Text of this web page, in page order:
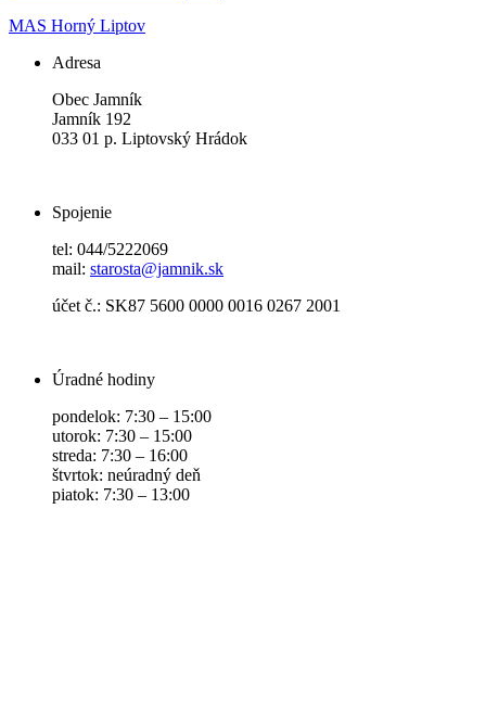
MAS Horný Liptov
Adresa
Obec Jamník
Jamník 192
033 01 p. Liptovský Hrádok
Spojenie
tel: 044/5222069
mail: starosta@jamnik.sk
účet č.: SK87 5600 0000 0016 0267 2001
Úradné hodiny
pondelok: 7:30 – 15:00
utorok: 7:30 – 15:00
streda: 7:30 – 16:00
štvrtok: neúradný deň
piatok: 7:30 – 13:00